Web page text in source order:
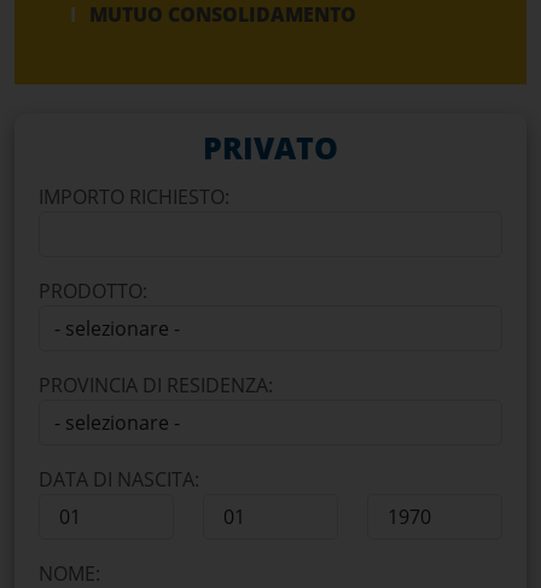
MUTUO CONSOLIDAMENTO
PRIVATO
IMPORTO RICHIESTO:
PRODOTTO:
PROVINCIA DI RESIDENZA:
DATA DI NASCITA:
NOME: